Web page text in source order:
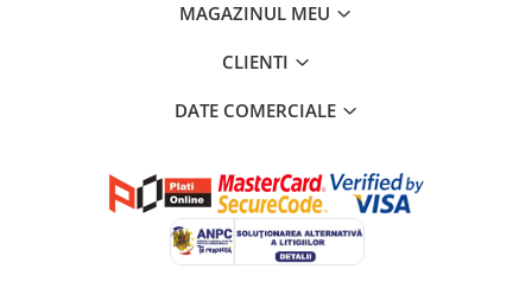
MAGAZINUL MEU
CLIENTI
DATE COMERCIALE